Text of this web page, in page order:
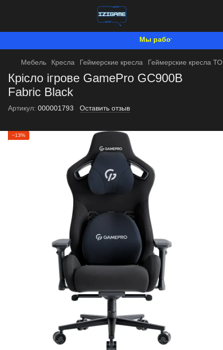
Мы работаем. Все будет
Мебель Кресла Геймерские кресла Геймерские кресла
Крісло ігрове GamePro GC900B
Fabric Black
Артикул: 000001793 Оставить отзыв
−13%